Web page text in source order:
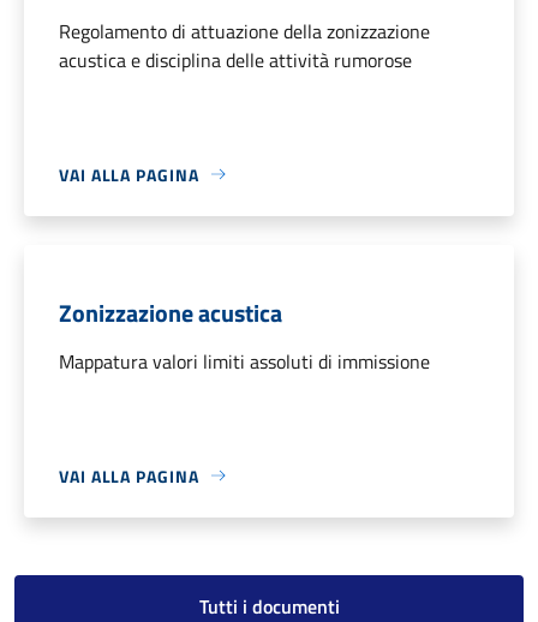
Regolamento di attuazione della zonizzazione
acustica e disciplina delle attività rumorose
VAI ALLA PAGINA
Zonizzazione acustica
Mappatura valori limiti assoluti di immissione
VAI ALLA PAGINA
Tutti i documenti